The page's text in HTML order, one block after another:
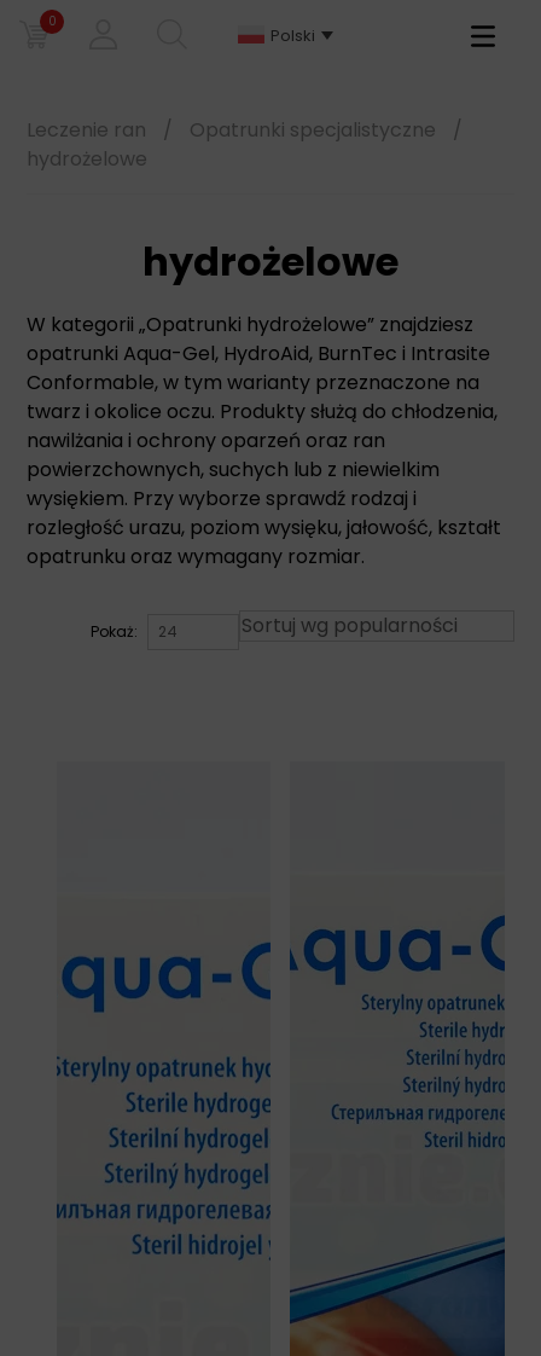
0
Polski
Primary
Leczenie ran / Opatrunki specjalistyczne
/
hydrożelowe
hydrożelowe
W kategorii „Opatrunki hydrożelowe” znajdziesz
opatrunki Aqua-Gel, HydroAid, BurnTec i Intrasite
Conformable, w tym warianty przeznaczone na
twarz i okolice oczu. Produkty służą do chłodzenia,
nawilżania i ochrony oparzeń oraz ran
powierzchownych, suchych lub z niewielkim
wysiękiem. Przy wyborze sprawdź rodzaj i
rozległość urazu, poziom wysięku, jałowość, kształt
opatrunku oraz wymagany rozmiar.
Pokaż: